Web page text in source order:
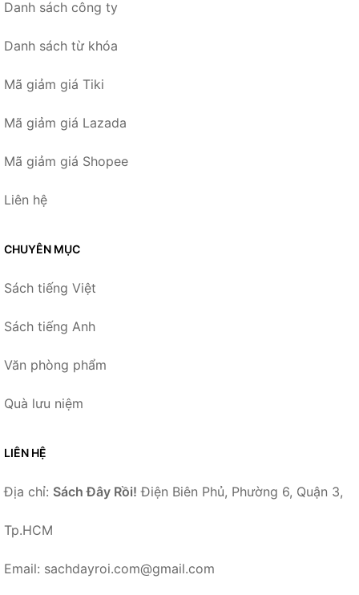
Danh sách công ty
Danh sách từ khóa
Mã giảm giá Tiki
Mã giảm giá Lazada
Mã giảm giá Shopee
Liên hệ
CHUYÊN MỤC
Sách tiếng Việt
Sách tiếng Anh
Văn phòng phẩm
Quà lưu niệm
LIÊN HỆ
Địa chỉ: Sách Đây Rồi! Điện Biên Phủ, Phường 6, Quận 3,
Tp.HCM
Email: sachdayroi.com@gmail.com